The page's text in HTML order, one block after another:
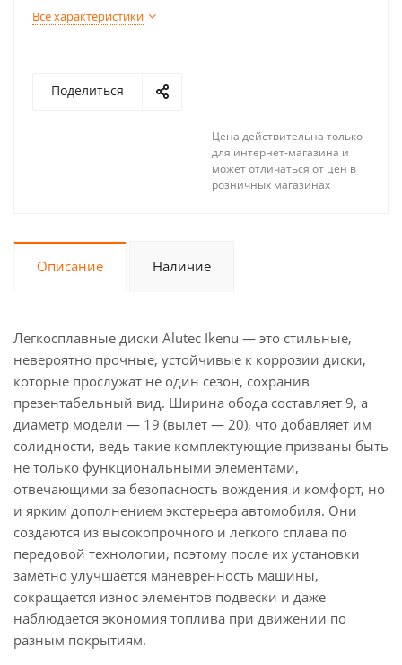
Все характеристики
Поделиться
Цена действительна только
для интернет-магазина и
может отличаться от цен в
розничных магазинах
Описание Наличие
Легкосплавные диски Alutec Ikenu — это стильные,
невероятно прочные, устойчивые к коррозии диски,
которые прослужат не один сезон, сохранив
презентабельный вид. Ширина обода составляет 9, а
диаметр модели — 19 (вылет — 20), что добавляет им
солидности, ведь такие комплектующие призваны быть
не только функциональными элементами,
отвечающими за безопасность вождения и комфорт, но
и ярким дополнением экстерьера автомобиля. Они
создаются из высокопрочного и легкого сплава по
передовой технологии, поэтому после их установки
заметно улучшается маневренность машины,
сокращается износ элементов подвески и даже
наблюдается экономия топлива при движении по
разным покрытиям.